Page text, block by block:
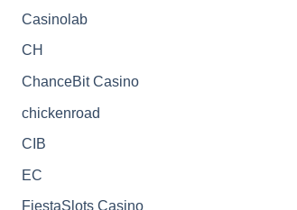
Casinolab
CH
ChanceBit Casino
chickenroad
CIB
EC
FiestaSlots Casino